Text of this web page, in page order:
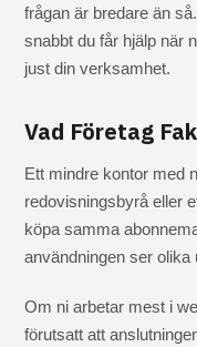
frågan är bredare än
snabbt du får hjälp när
just din verksamhet.
Vad Företag
Ett mindre kontor med
redovisningsbyrå eller
köpa samma
användningen ser olika
Om ni arbetar mest i
förutsatt att